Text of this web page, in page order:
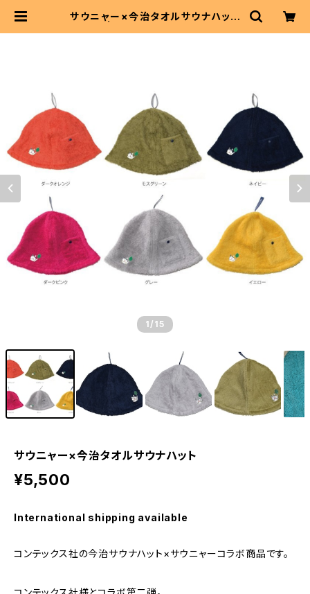
サウニャー×今治タオルサウナハット
1 /15
サウニャー×今治タオルサウナハット
¥5,500
International shipping available
コンテックス社の今治サウナハット×サウニャーコラボ商品です。